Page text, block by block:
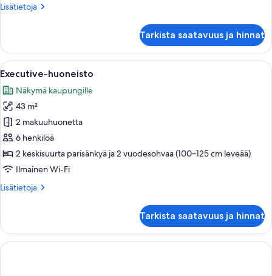
kuvat
Lisätietoja
Lisätietoja
Studio
with
Kitchen
Tarkista saatavuus ja hinnat
Avaa
kaikki
huonetyypin
Executive-
huoneisto
kuvat
Moderni makuuhuone, jossa on
8
Executive-huoneisto
Näkymä kaupungille
43 m²
2 makuuhuonetta
6 henkilöä
2 keskisuurta parisänkyä ja 2 vuodesohvaa (100–125 cm leveää)
Ilmainen Wi-Fi
Lisätietoja
Lisätietoja
Tarkista saatavuus ja hinnat